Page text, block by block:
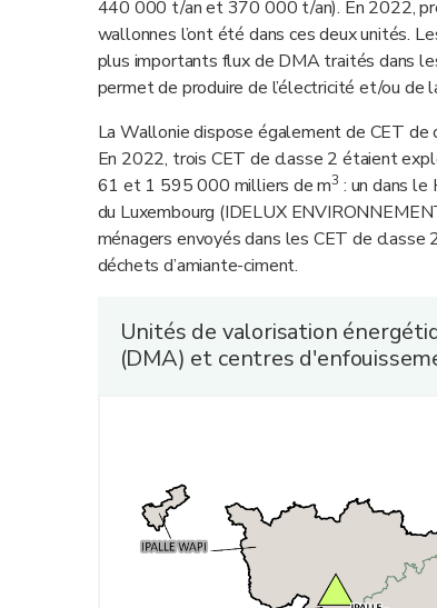
440 000 t/an et 370 000 t/an). En 2022,
wallonnes l’ont été dans ces deux unités.
plus importants flux de DMA traités dans
permet de produire de l’électricité et/ou de
La Wallonie dispose également de CET de
En 2022, trois CET de classe 2 étaient
61 et 1 595 000 milliers de m3 : un dans le
du Luxembourg (IDELUX
ménagers envoyés dans les CET de
déchets d’amiante-ciment.
Unités de valorisation
(DMA) et centres